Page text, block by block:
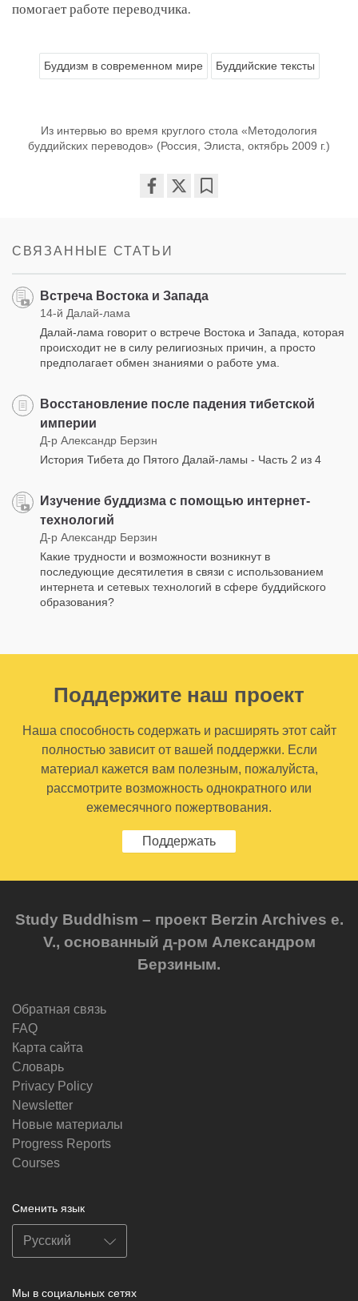
помогает работе переводчика.
Буддизм в современном мире Буддийские тексты
Из интервью во время круглого стола «Методология
буддийских переводов» (Россия, Элиста, октябрь 2009 г.)
СВЯЗАННЫЕ СТАТЬИ
Встреча Востока и Запада
14-й Далай-лама
Далай-лама говорит о встрече Востока и Запада, которая
происходит не в силу религиозных причин, а просто
предполагает обмен знаниями о работе ума.
Восстановление после падения тибетской
империи
Д-р Александр Берзин
История Тибета до Пятого Далай-ламы - Часть 2 из 4
Изучение буддизма с помощью интернет-
технологий
Д-р Александр Берзин
Какие трудности и возможности возникнут в
последующие десятилетия в связи с использованием
интернета и сетевых технологий в сфере буддийского
образования?
Поддержите наш проект
Наша способность содержать и расширять этот сайт
полностью зависит от вашей поддержки. Если
материал кажется вам полезным, пожалуйста,
рассмотрите возможность однократного или
ежемесячного пожертвования.
Поддержать
Study Buddhism – проект Berzin Archives e.
V., основанный д-ром Александром
Берзиным.
Обратная связь
FAQ
Карта сайта
Словарь
Privacy Policy
Newsletter
Новые материалы
Progress Reports
Courses
Сменить язык
Мы в социальных сетях